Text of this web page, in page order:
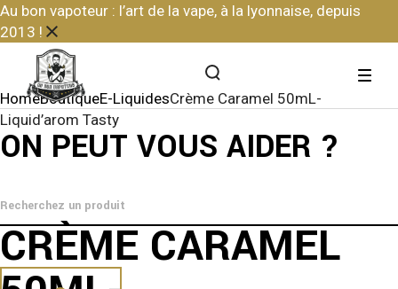
Skip
to
the
content
Au bon vapoteur : l’art de la vape, à la lyonnaise, depuis
2013 !
ON PEUT VOUS AIDER ?
HomeBoutiqueE-LiquidesCrème Caramel 50mL-
Liquid’arom Tasty
CRÈME CARAMEL